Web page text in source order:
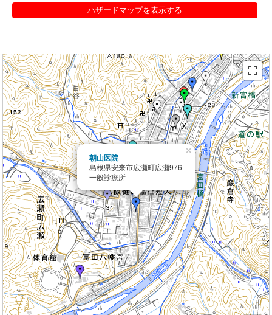
ハザードマップを表示する
朝山医院
島根県安来市広瀬町広瀬976
一般診療所
×